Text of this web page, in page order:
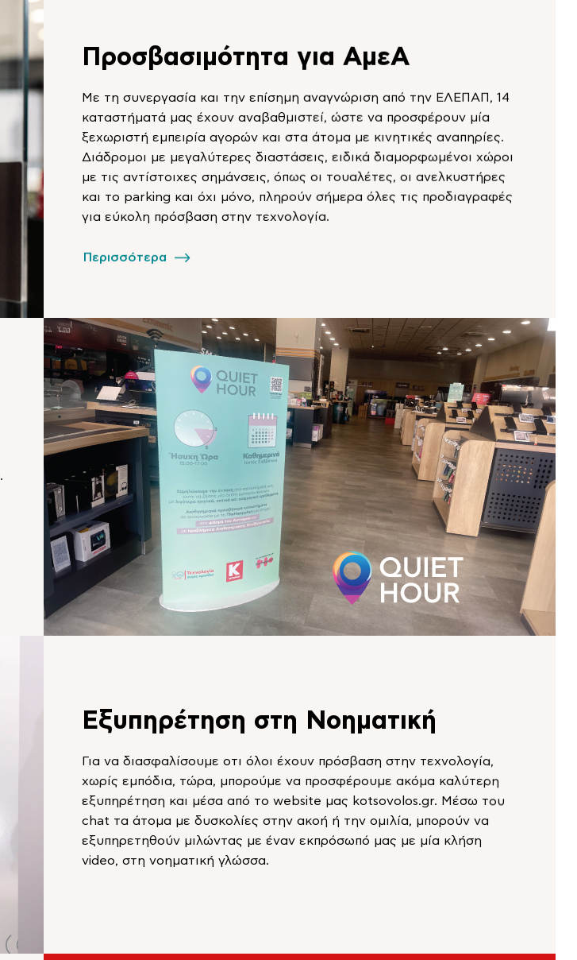
Προσβασιμότητα για ΑμεΑ
Με τη συνεργασία και την επίσημη αναγνώριση από την ΕΛΕΠΑΠ, 14
καταστήματά μας έχουν αναβαθμιστεί, ώστε να προσφέρουν μία
ξεχωριστή εμπειρία αγορών και στα άτομα με κινητικές αναπηρίες.
Διάδρομοι με μεγαλύτερες διαστάσεις, ειδικά διαμορφωμένοι χώροι
με τις αντίστοιχες σημάνσεις, όπως οι τουαλέτες, οι ανελκυστήρες
και το parking και όχι μόνο, πληρούν σήμερα όλες τις προδιαγραφές
για εύκολη πρόσβαση στην τεχνολογία.
Περισσότερα
Εξυπηρέτηση στη Νοηματική
Για να διασφαλίσουμε οτι όλοι έχουν πρόσβαση στην τεχνολογία,
χωρίς εμπόδια, τώρα, μπορούμε να προσφέρουμε ακόμα καλύτερη
εξυπηρέτηση και μέσα από το website μας kotsovolos.gr. Μέσω του
chat τα άτομα με δυσκολίες στην ακοή ή την ομιλία, μπορούν να
εξυπηρετηθούν μιλώντας με έναν εκπρόσωπό μας με μία κλήση
video, στη νοηματική γλώσσα.